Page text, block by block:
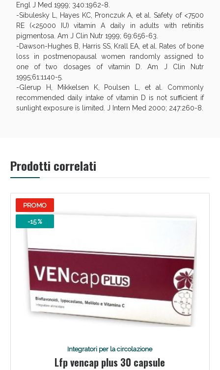
Engl J Med 1999; 340:1962-8.
-Sibulesky L, Hayes KC, Pronczuk A, et al. Safety of <7500
RE (<25000 IU) vitamin A daily in adults with retinitis
pigmentosa. Am J Clin Nutr 1999; 69:656-63.
-Dawson-Hughes B, Harris SS, Krall EA, et al. Rates of bone
loss in postmenopausal women randomly assigned to
one of two dosages of vitamin D. Am J Clin Nutr
1995;61:1140-5.
-Glerup H, Mikkelsen K, Poulsen L, et al. Commonly
recommended daily intake of vitamin D is not sufficient if
sunlight exposure is limited. J Intern Med 2000; 247:260-8.
Prodotti correlati
PROMO
-15 %
Integratori per la circolazione
Lfp vencap plus 30 capsule